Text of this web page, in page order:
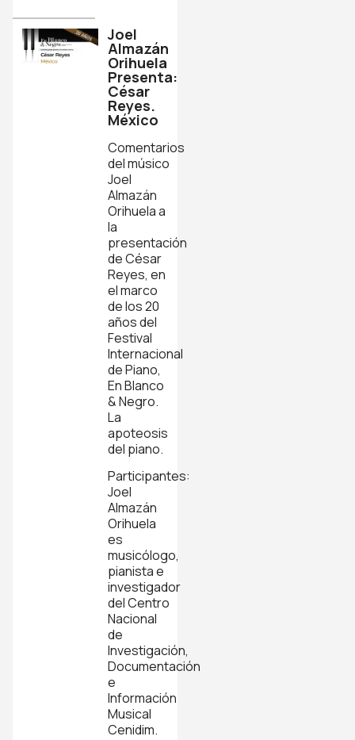
Joel
Almazán
Orihuela
Presenta:
César
Reyes.
México
Comentarios
del músico
Joel
Almazán
Orihuela a
la
presentación
de César
Reyes, en
el marco
de los 20
años del
Festival
Internacional
de Piano,
En Blanco
& Negro.
La
apoteosis
del piano.
Participantes:
Joel
Almazán
Orihuela
es
musicólogo,
pianista e
investigador
del Centro
Nacional
de
Investigación,
Documentación
e
Información
Musical
Cenidim.